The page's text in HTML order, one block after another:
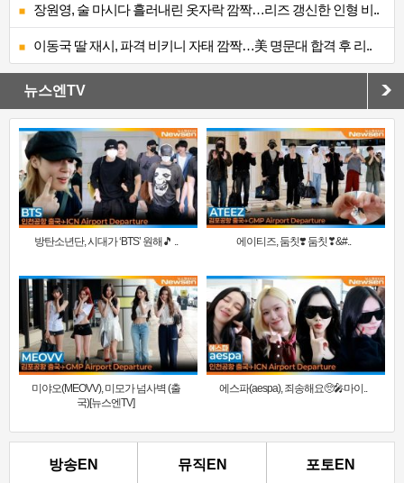
장원영, 술 마시다 흘러내린 옷자락 깜짝…리즈 갱신한 인형 비..
이동국 딸 재시, 파격 비키니 자태 깜짝…美 명문대 합격 후 리..
뉴스엔TV
방탄소년단, 시대가 ‘BTS’ 원해🎵 .. 에이티즈, 둠칫❣️ 둠칫❣&#..
미야오(MEOVV), 미모가 넘사벽 (출
국)[뉴스엔TV]
에스파(aespa), 죄송해요🥺🎤마이..
방송EN 뮤직EN 포토EN